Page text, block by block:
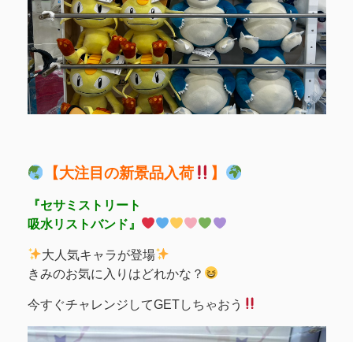
【大注目の新景品入荷 】
『セサミストリート
吸水リストバンド』
大人気キャラが登場
きみのお気に入りはどれかな？
今すぐチャレンジしてGETしちゃおう